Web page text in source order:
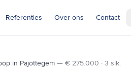
Referenties Over ons Contact
in Pajottegem— € 275.000 · 3 slk.